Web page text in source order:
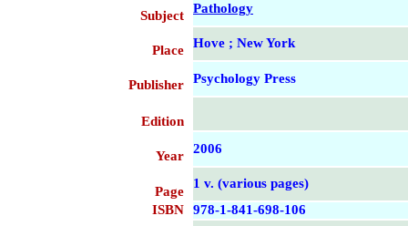
Subject Pathology
Place Hove ; New York
Publisher Psychology Press
Edition
Year 2006
Page
1 v. (various pages)
ISBN
978-1-841-698-106